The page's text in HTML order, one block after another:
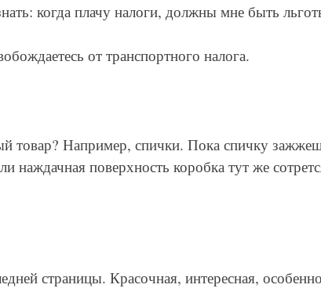
когда плачу налоги, должны мне быть
от транспортного налога.
товар? Например, спички. Пока спичку
поверхность коробка тут же
страницы. Красочная, интересная,